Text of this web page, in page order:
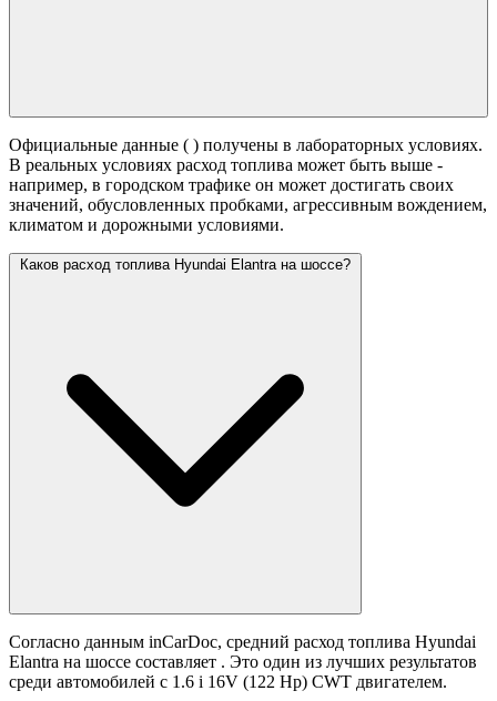
Официальные данные ( ) получены в лабораторных условиях.
В реальных условиях расход топлива может быть выше -
например, в городском трафике он может достигать своих
значений, обусловленных пробками, агрессивным вождением,
климатом и дорожными условиями.
Каков расход топлива Hyundai Elantra на шоссе?
Согласно данным inCarDoc, средний расход топлива Hyundai
Elantra на шоссе составляет . Это один из лучших результатов
среди автомобилей с 1.6 i 16V (122 Hp) CWT двигателем.